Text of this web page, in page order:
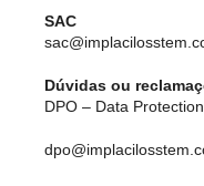
SAC
Dúvidas ou
DPO – Data